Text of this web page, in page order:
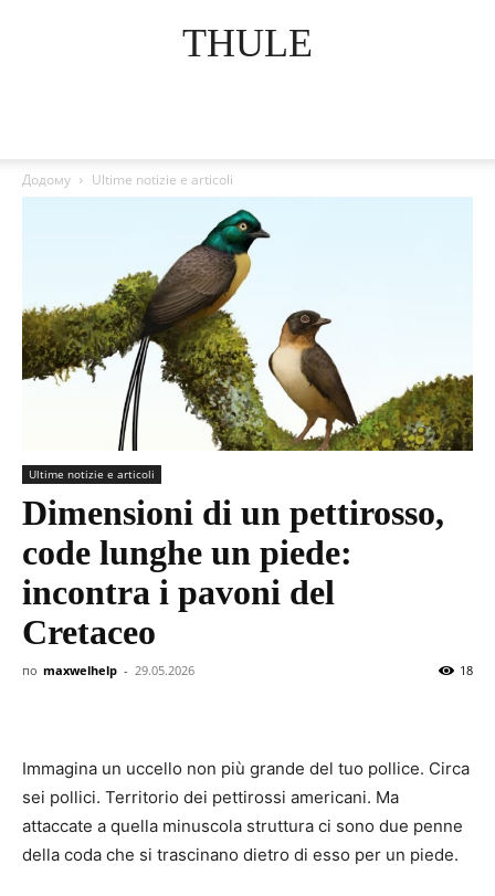
THULE
Додому Ultime notizie e articoli
Ultime notizie e articoli
Dimensioni di un pettirosso,
code lunghe un piede:
incontra i pavoni del
Cretaceo
по maxwelhelp - 29.05.2026 18
Immagina un uccello non più grande del tuo pollice. Circa
sei pollici. Territorio dei pettirossi americani. Ma
attaccate a quella minuscola struttura ci sono due penne
della coda che si trascinano dietro di esso per un piede.